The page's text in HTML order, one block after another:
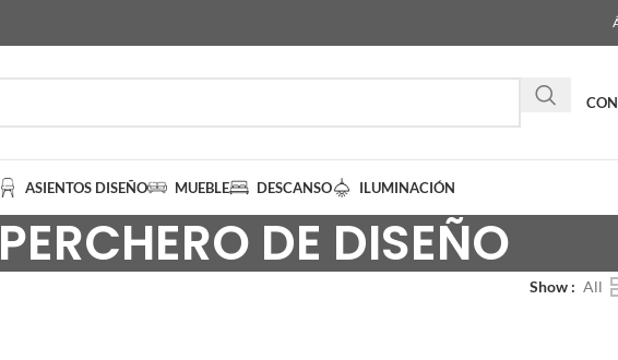
ASIENTOS DISEÑO MUEBLE DESCANSO ILUMINACIÓN
PERCHERO DE DISEÑO
Show All